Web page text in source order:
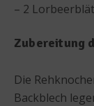
– 2
Zubereitung
Die
Backblech